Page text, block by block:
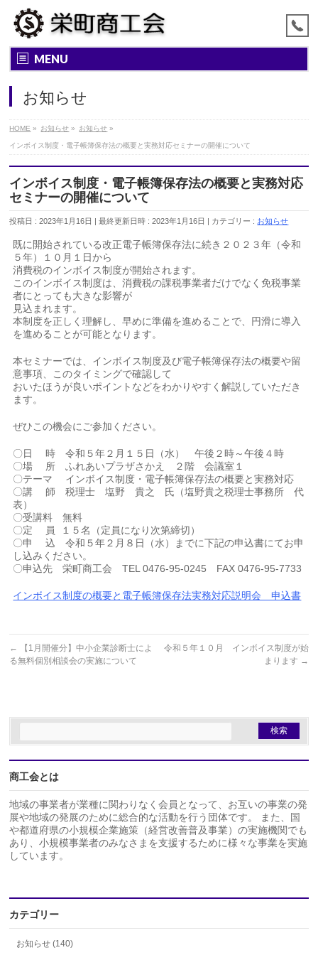
MENU
お知らせ
HOME » お知らせ » お知らせ »
インボイス制度・電子帳簿保存法の概要と実務対応セミナーの開催について
インボイス制度・電子帳簿保存法の概要と実務対応
セミナーの開催について
投稿日 : 2023年1月16日 最終更新日時 : 2023年1月16日 カテゴリー : お知らせ
既に開始されている改正電子帳簿保存法に続き２０２３年（令和
５年）１０月１日から
消費税のインボイス制度が開始されます。
このインボイス制度は、消費税の課税事業者だけでなく免税事業
者にとっても大きな影響が
見込まれます。
本制度を正しく理解し、早めに準備を進めることで、円滑に導入
を進めることが可能となります。
本セミナーでは、インボイス制度及び電子帳簿保存法の概要や留
意事項、このタイミングで確認して
おいたほうが良いポイントなどをわかりやすく解説していただき
ます。
ぜひこの機会にご参加ください。
〇日 時 令和５年２月１５日（水） 午後２時～午後４時
〇場 所 ふれあいプラザさかえ ２階 会議室１
〇テーマ インボイス制度・電子帳簿保存法の概要と実務対応
〇講 師 税理士 塩野 貴之 氏（塩野貴之税理士事務所 代
表）
〇受講料 無料
〇定 員 １５名（定員になり次第締切）
〇申 込 令和５年２月８日（水）までに下記の申込書にてお申
し込みください。
〇申込先 栄町商工会 TEL 0476-95-0245 FAX 0476-95-7733
インボイス制度の概要と電子帳簿保存法実務対応説明会 申込書
←
【1月開催分】中小企業診断士によ
る無料個別相談会の実施について
令和５年１０月 インボイス制度が始
まります →
商工会とは
地域の事業者が業種に関わりなく会員となって、お互いの事業の発
展や地域の発展のために総合的な活動を行う団体です。 また、国
や都道府県の小規模企業施策（経営改善普及事業）の実施機関でも
あり、小規模事業者のみなさまを支援するために様々な事業を実施
しています。
カテゴリー
お知らせ (140)